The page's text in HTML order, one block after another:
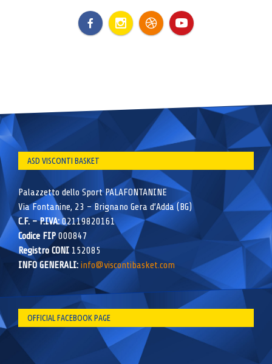
ASD VISCONTI BASKET
Palazzetto dello Sport PALAFONTANINE
Via Fontanine, 23 – Brignano Gera d’Adda (BG)
C.F. – P.IVA:02119820161
Codice FIP000847
Registro CONI 152085
INFO GENERALI: info@viscontibasket.com
OFFICIAL FACEBOOK PAGE